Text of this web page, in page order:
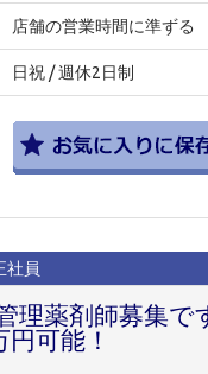
店舗の営業時間に準ずる
日祝 / 週休2日制
社員
理薬剤師募集
可能！